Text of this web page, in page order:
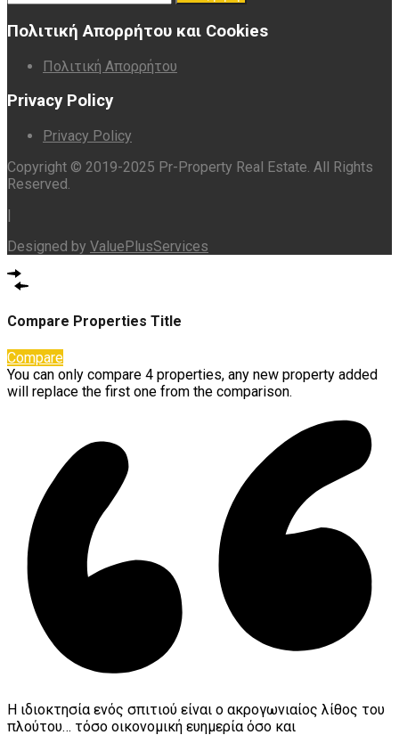
Πολιτική Απορρήτου και Cookies
Πολιτική Απορρήτου
Privacy Policy
Privacy Policy
Copyright © 2019-2025 Pr-Property Real Estate. All Rights
Reserved.
Designed by ValuePlusServices
Compare Properties Title
Compare
You can only compare 4 properties, any new property added
will replace the first one from the comparison.
Η ιδιοκτησία ενός σπιτιού είναι ο ακρογωνιαίος λίθος του
πλούτου… τόσο οικονομική ευημερία όσο και